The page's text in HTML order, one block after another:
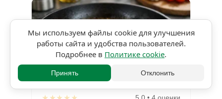
Мы используем файлы cookie для улучшения
работы сайта и удобства пользователей.
Подробнее в Политике cookie.
Принять Отклонить